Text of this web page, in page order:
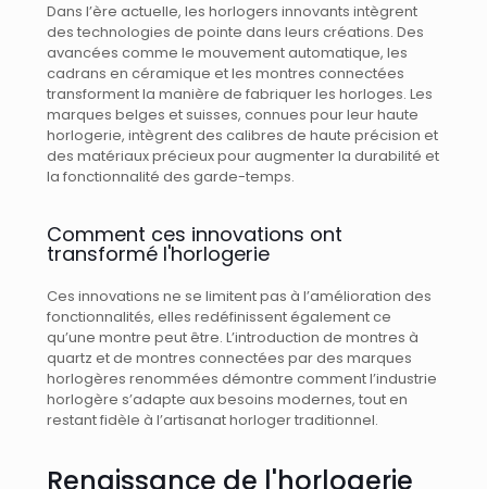
Dans l’ère actuelle, les horlogers innovants intègrent
des technologies de pointe dans leurs créations. Des
avancées comme le mouvement automatique, les
cadrans en céramique et les montres connectées
transforment la manière de fabriquer les horloges. Les
marques belges et suisses, connues pour leur haute
horlogerie, intègrent des calibres de haute précision et
des matériaux précieux pour augmenter la durabilité et
la fonctionnalité des garde-temps.
Comment ces innovations ont
transformé l'horlogerie
Ces innovations ne se limitent pas à l’amélioration des
fonctionnalités, elles redéfinissent également ce
qu’une montre peut être. L’introduction de montres à
quartz et de montres connectées par des marques
horlogères renommées démontre comment l’industrie
horlogère s’adapte aux besoins modernes, tout en
restant fidèle à l’artisanat horloger traditionnel.
Renaissance de l'horlogerie